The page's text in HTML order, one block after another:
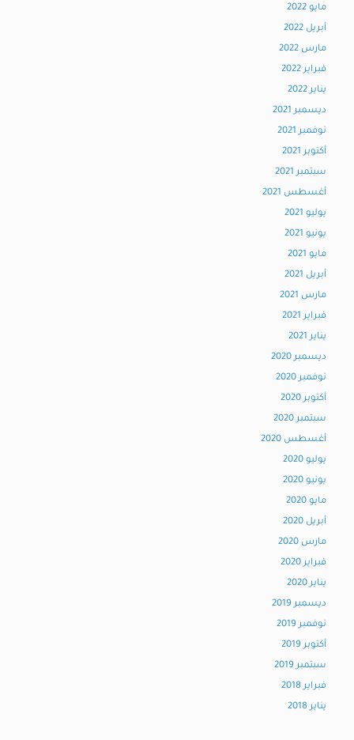
مايو 2022
أبريل 2022
مارس 2022
فبراير 2022
يناير 2022
ديسمبر 2021
نوفمبر 2021
أكتوبر 2021
سبتمبر 2021
أغسطس 2021
يوليو 2021
يونيو 2021
مايو 2021
أبريل 2021
مارس 2021
فبراير 2021
يناير 2021
ديسمبر 2020
نوفمبر 2020
أكتوبر 2020
سبتمبر 2020
أغسطس 2020
يوليو 2020
يونيو 2020
مايو 2020
أبريل 2020
مارس 2020
فبراير 2020
يناير 2020
ديسمبر 2019
نوفمبر 2019
أكتوبر 2019
سبتمبر 2019
فبراير 2018
يناير 2018